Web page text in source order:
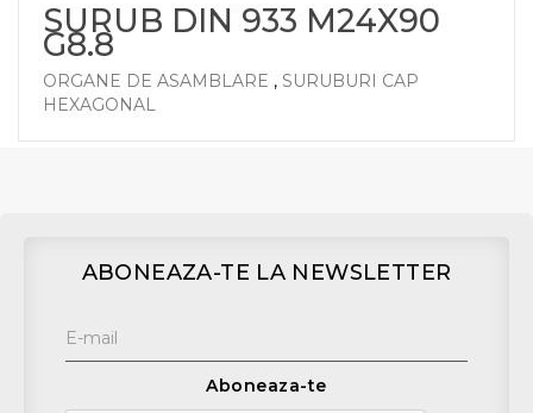
SURUB DIN 933 M24X90
G8.8
ORGANE DE ASAMBLARE , SURUBURI CAP
HEXAGONAL
ABONEAZA-TE LA NEWSLETTER
Aboneaza-te